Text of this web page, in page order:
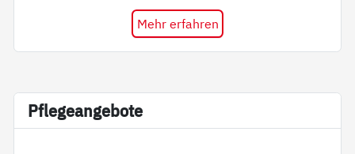
Mehr erfahren
Pf­le­ge­an­ge­bo­te